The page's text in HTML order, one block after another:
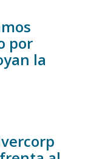
por
la